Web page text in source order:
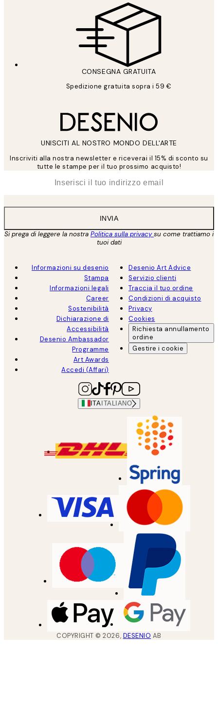
CONSEGNA GRATUITA
Spedizione gratuita sopra i 59 €
UNISCITI AL NOSTRO MONDO DELL'ARTE
Inscriviti alla nostra newsletter e riceverai il 15% di sconto su
tutte le stampe per il tuo prossimo acquisto!
INVIA
Si prega di leggere la nostra Politica sulla privacysu come trattiamo i
tuoi dati
Informazioni su desenio
Stampa
Informazioni legali
Career
Sostenibilità
Dichiarazione di
Accessibilità
Desenio Ambassador
Programme
Art Awards
Accedi (Affari)
Desenio Art Advice
Servizio clienti
Traccia il tuo ordine
Condizioni di acquisto
Privacy
Cookies
Richiesta annullamento
ordine
Gestire i cookie
ITA ITALIANO
COPYRIGHT ©2026, DESENIO AB